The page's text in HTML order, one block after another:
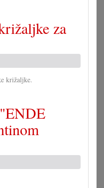
za
križaljke.